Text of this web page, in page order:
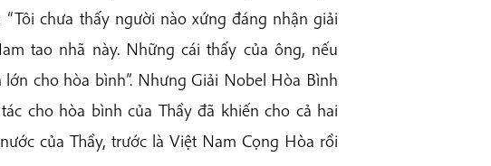
chưa thấy người nào xứng đáng nhận giải
tao nhã này. Những cái thấy của ông, nếu
cho hòa bình”. Nhưng Giải Nobel Hòa Bình
cho hòa bình của Thầy đã khiến cho cả hai
của Thầy, trước là Việt Nam Cọng Hòa rồi